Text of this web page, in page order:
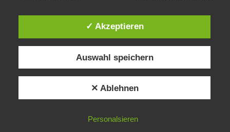
✓ Akzeptieren
Auswahl speichern
✕ Ablehnen
Personalsieren